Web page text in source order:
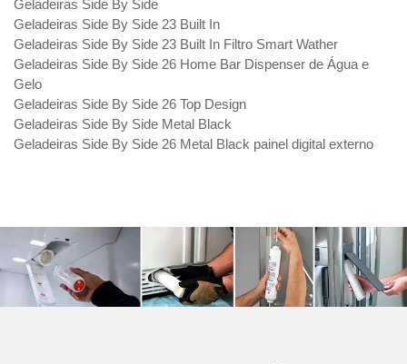
Geladeiras Side By Side
Geladeiras Side By Side 23 Built In
Geladeiras Side By Side 23 Built In Filtro Smart Wather
Geladeiras Side By Side 26 Home Bar Dispenser de Água e
Gelo
Geladeiras Side By Side 26 Top Design
Geladeiras Side By Side Metal Black
Geladeiras Side By Side 26 Metal Black painel digital externo